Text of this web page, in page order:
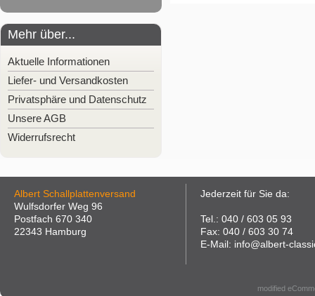
Mehr über...
Aktuelle Informationen
Liefer- und Versandkosten
Privatsphäre und Datenschutz
Unsere AGB
Widerrufsrecht
Albert Schallplattenversand
Wulfsdorfer Weg 96
Postfach 670 340
22343 Hamburg
Jederzeit für Sie da:
Tel.: 040 / 603 05 93
Fax: 040 / 603 30 74
E-Mail: info@albert-
modified